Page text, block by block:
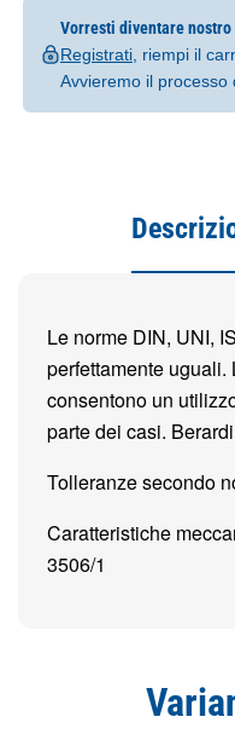
Vorresti diventare nostro
Registrati, riempi il
Avvieremo il processo
Le norme DIN, UNI,
perfettamente
consentono un
parte dei casi.
Tolleranze secondo
Caratteristiche
3506/1